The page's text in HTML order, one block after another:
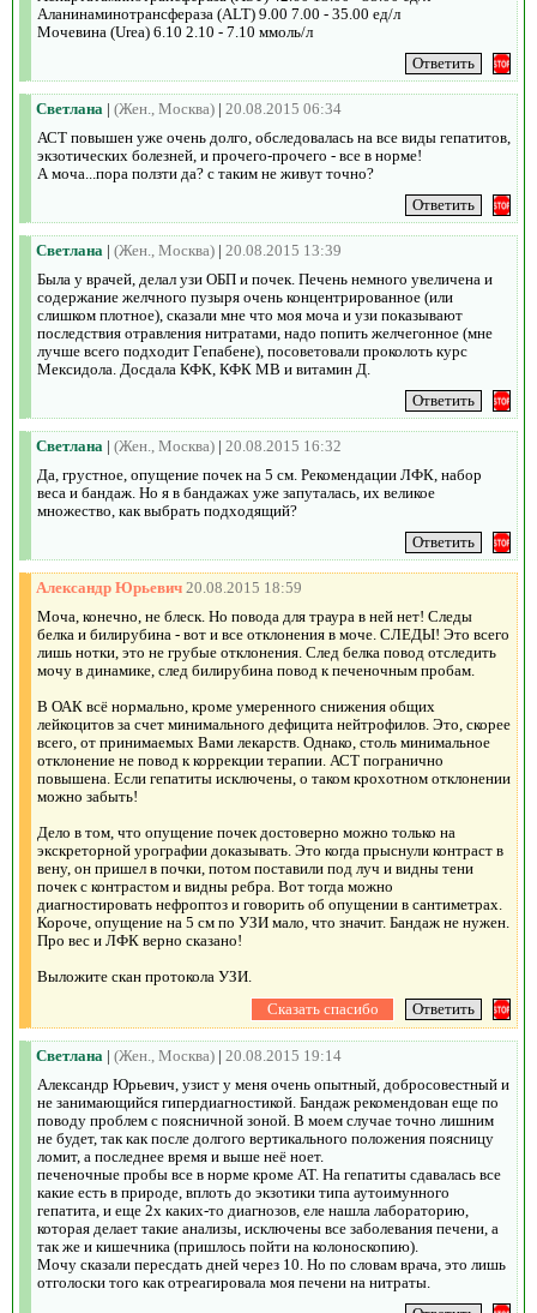
Аланинаминотрансфераза (ALT) 9.00 7.00 - 35.00 ед/л
Мочевина (Urea) 6.10 2.10 - 7.10 ммоль/л
Светлана | (Жен., Москва) | 20.08.2015 06:34
АСТ повышен уже очень долго, обследовалась на все виды гепатитов,
экзотических болезней, и прочего-прочего - все в норме!
А моча...пора ползти да? с таким не живут точно?
Светлана | (Жен., Москва) | 20.08.2015 13:39
Была у врачей, делал узи ОБП и почек. Печень немного увеличена и
содержание желчного пузыря очень концентрированное (или
слишком плотное), сказали мне что моя моча и узи показывают
последствия отравления нитратами, надо попить желчегонное (мне
лучше всего подходит Гепабене), посоветовали проколоть курс
Мексидола. Досдала КФК, КФК МВ и витамин Д.
Светлана | (Жен., Москва) | 20.08.2015 16:32
Да, грустное, опущение почек на 5 см. Рекомендации ЛФК, набор
веса и бандаж. Но я в бандажах уже запуталась, их великое
множество, как выбрать подходящий?
Александр Юрьевич 20.08.2015 18:59
Моча, конечно, не блеск. Но повода для траура в ней нет! Следы
белка и билирубина - вот и все отклонения в моче. СЛЕДЫ! Это всего
лишь нотки, это не грубые отклонения. След белка повод отследить
мочу в динамике, след билирубина повод к печеночным пробам.
В ОАК всё нормально, кроме умеренного снижения общих
лейкоцитов за счет минимального дефицита нейтрофилов. Это, скорее
всего, от принимаемых Вами лекарств. Однако, столь минимальное
отклонение не повод к коррекции терапии. АСТ погранично
повышена. Если гепатиты исключены, о таком крохотном отклонении
можно забыть!
Дело в том, что опущение почек достоверно можно только на
экскреторной урографии доказывать. Это когда прыснули контраст в
вену, он пришел в почки, потом поставили под луч и видны тени
почек с контрастом и видны ребра. Вот тогда можно
диагностировать нефроптоз и говорить об опущении в сантиметрах.
Короче, опущение на 5 см по УЗИ мало, что значит. Бандаж не нужен.
Про вес и ЛФК верно сказано!
Выложите скан протокола УЗИ.
Светлана | (Жен., Москва) | 20.08.2015 19:14
Александр Юрьевич, узист у меня очень опытный, добросовестный и
не занимающийся гипердиагностикой. Бандаж рекомендован еще по
поводу проблем с поясничной зоной. В моем случае точно лишним
не будет, так как после долгого вертикального положения поясницу
ломит, а последнее время и выше неё ноет.
печеночные пробы все в норме кроме АТ. На гепатиты сдавалась все
какие есть в природе, вплоть до экзотики типа аутоимунного
гепатита, и еще 2х каких-то диагнозов, еле нашла лабораторию,
которая делает такие анализы, исключены все заболевания печени, а
так же и кишечника (пришлось пойти на колоноскопию).
Мочу сказали пересдать дней через 10. Но по словам врача, это лишь
отголоски того как отреагировала моя печени на нитраты.